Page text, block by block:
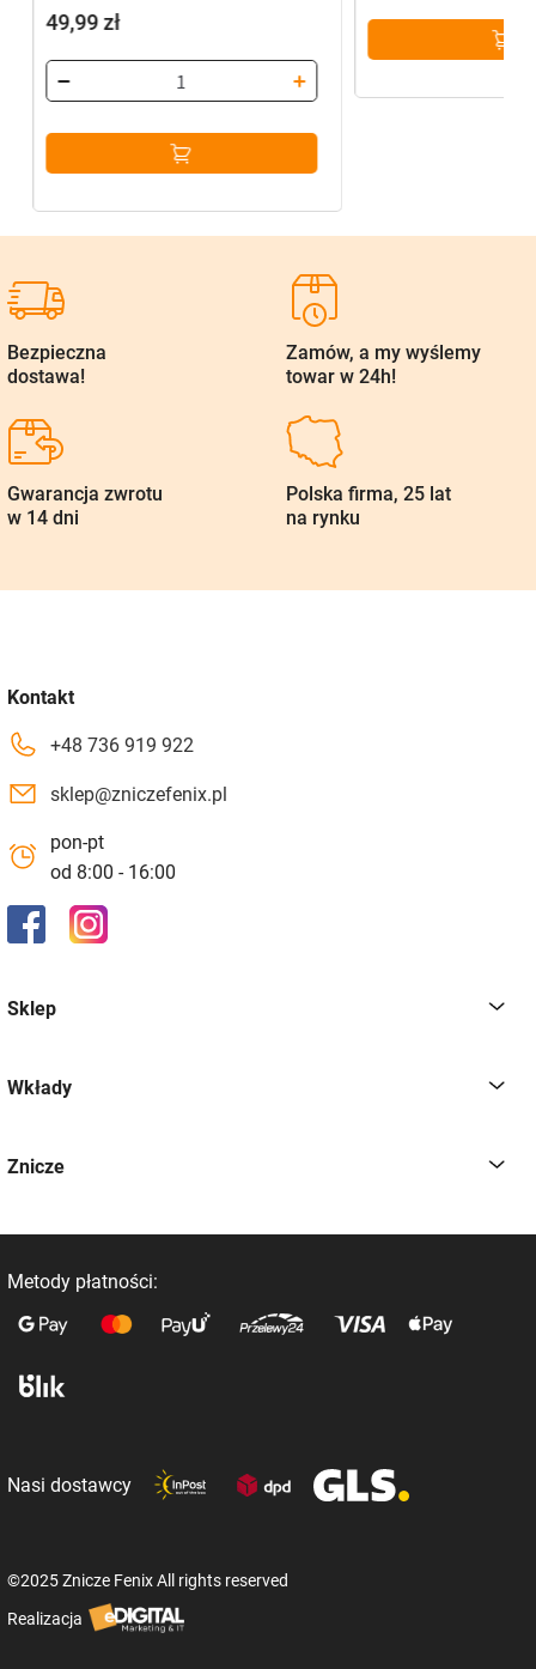
49,99zł
Bezpieczna
dostawa!
Zamów, a my wyślemy
towar w 24h!
Gwarancja zwrotu
w 14 dni
Polska firma, 25 lat
na rynku
Kontakt
+48 736 919 922
sklep@zniczefenix.pl
pon-pt
od 8:00 - 16:00
Sklep
Wkłady
Znicze
Metody płatności:
Nasi dostawcy
©2025 Znicze Fenix All rights reserved
Realizacja